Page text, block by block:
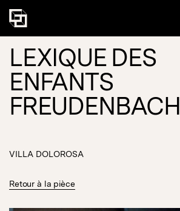
LEXIQUE DES
ENFANTS
FREUDENBACH
VILLA DOLOROSA
Retour à la pièce